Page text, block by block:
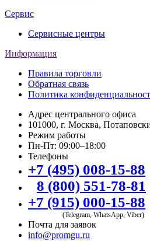
Сервис
Сервисные центры
Информация
Правила торговли
Обратная связь
Политика
Адрес центрального офиса
101000, г. Москва,
Режим работы
Пн-Пт: 09:00–18:00
Телефоны
+7 (495) 008-15-88
8 (800) 551-78-81
+7 (915) 000-15-88
(Telegram, WhatsApp, Viber)
Почта для заявок
info@promgu.ru